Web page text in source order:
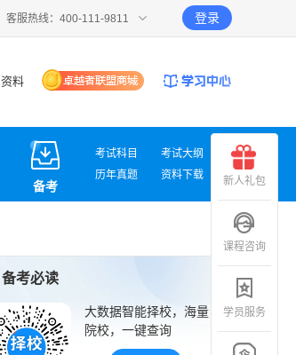
客服热线：400-111-9811 登录
资料
备考
考试科目
考试大纲
历年真题
资料下载
备考必读
大数据智能择校，海量
院校，一键查询
新人礼包
课程咨询
学员服务